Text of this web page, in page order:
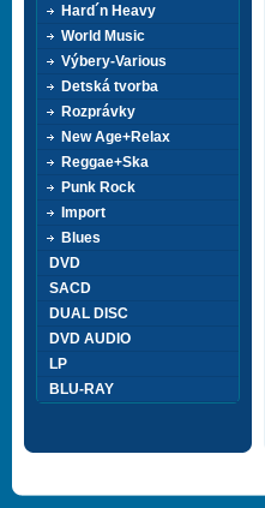
Hard´n Heavy
World Music
Výbery-Various
Detská tvorba
Rozprávky
New Age+Relax
Reggae+Ska
Punk Rock
Import
Blues
DVD
SACD
DUAL DISC
DVD AUDIO
LP
BLU-RAY